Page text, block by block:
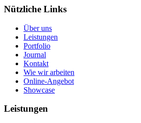
Nützliche Links
Über uns
Leistungen
Portfolio
Journal
Kontakt
Wie wir arbeiten
Online-Angebot
Showcase
Leistungen